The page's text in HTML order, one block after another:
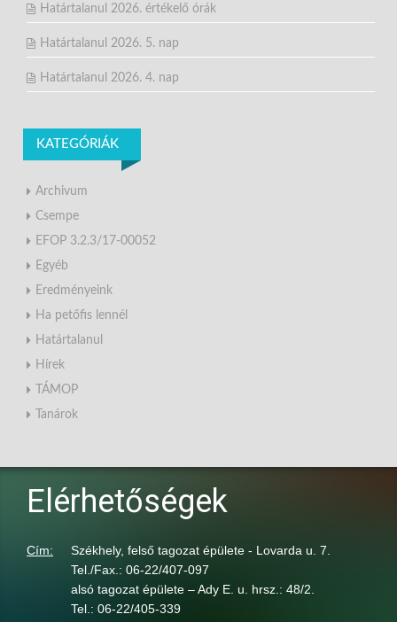
Határtalanul 2026. értékelő órák
Határtalanul 2026. 5. nap
Határtalanul 2026. 4. nap
KATEGÓRIÁK
Archivum
Csempe
EFOP 3.2.3/17-00052
Egyéb
Eredményeink
Ha petőfis lennél
Határtalanul
Hírek
TÁMOP
Tanárok
Elérhetőségek
Cím:
Székhely, felső tagozat épülete - Lovarda u. 7.
Tel./Fax.: 06-22/407-097
alsó tagozat épülete – Ady E. u. hrsz.: 48/2.
Tel.: 06-22/405-339